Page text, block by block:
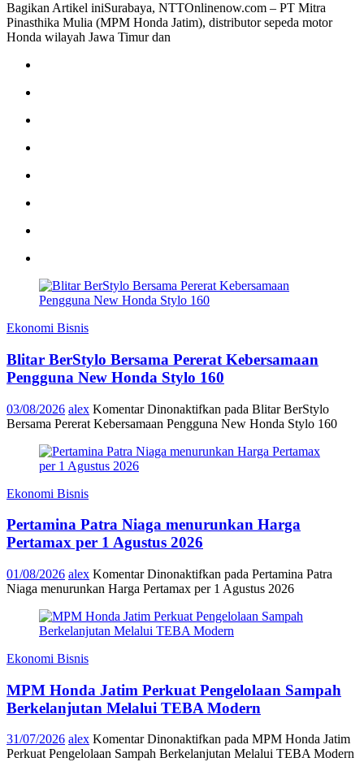
Bagikan Artikel iniSurabaya, NTTOnlinenow.com – PT Mitra
Pinasthika Mulia (MPM Honda Jatim), distributor sepeda motor
Honda wilayah Jawa Timur dan
Ekonomi Bisnis
Blitar BerStylo Bersama Pererat Kebersamaan
Pengguna New Honda Stylo 160
03/08/2026 alex Komentar Dinonaktifkan pada Blitar BerStylo
Bersama Pererat Kebersamaan Pengguna New Honda Stylo 160
Ekonomi Bisnis
Pertamina Patra Niaga menurunkan Harga
Pertamax per 1 Agustus 2026
01/08/2026 alex Komentar Dinonaktifkan pada Pertamina Patra
Niaga menurunkan Harga Pertamax per 1 Agustus 2026
Ekonomi Bisnis
MPM Honda Jatim Perkuat Pengelolaan Sampah
Berkelanjutan Melalui TEBA Modern
31/07/2026 alex Komentar Dinonaktifkan pada MPM Honda Jatim
Perkuat Pengelolaan Sampah Berkelanjutan Melalui TEBA Modern